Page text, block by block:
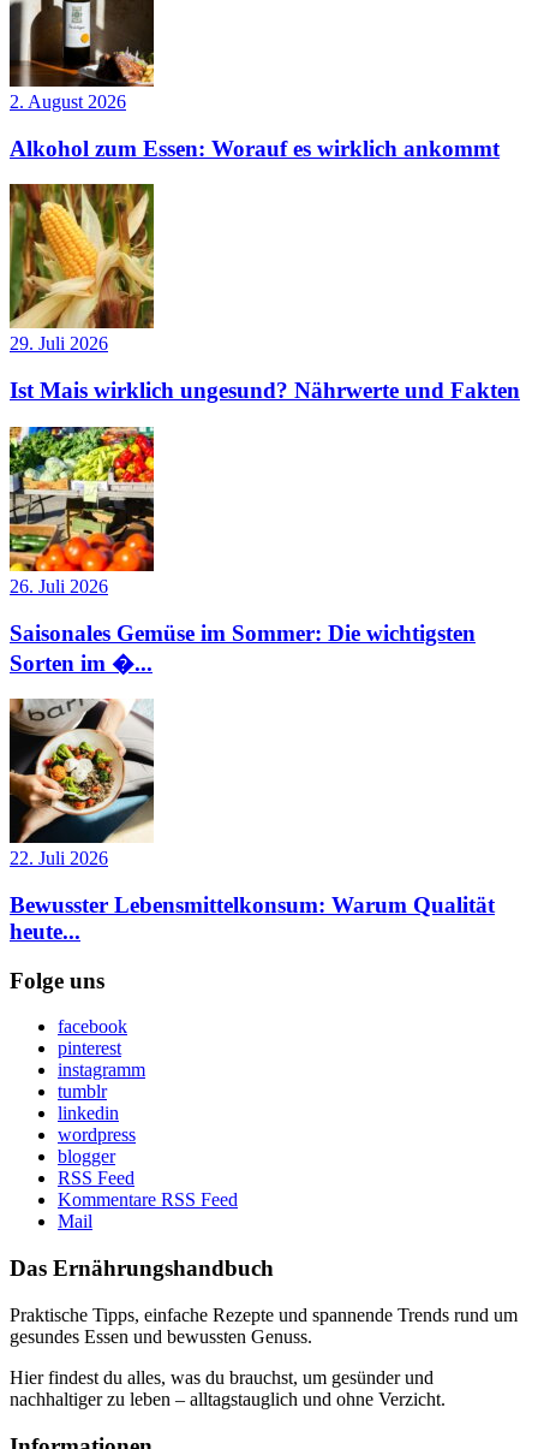
2. August 2026
Alkohol zum Essen: Worauf es wirklich ankommt
29. Juli 2026
Ist Mais wirklich ungesund? Nährwerte und Fakten
26. Juli 2026
Saisonales Gemüse im Sommer: Die wichtigsten
Sorten im �...
22. Juli 2026
Bewusster Lebensmittelkonsum: Warum Qualität
heute...
Folge uns
facebook
pinterest
instagramm
tumblr
linkedin
wordpress
blogger
RSS Feed
Kommentare RSS Feed
Mail
Das Ernährungshandbuch
Praktische Tipps, einfache Rezepte und spannende Trends rund um
gesundes Essen und bewussten Genuss.
Hier findest du alles, was du brauchst, um gesünder und
nachhaltiger zu leben – alltagstauglich und ohne Verzicht.